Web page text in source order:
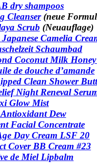
dry shampoos
Cleanser(neue
Scrub (Neuauflage)
Camelia
Schaumbad
Coconut Milk
de douche d’amande
Clean Shower
Night Reneval
Glow Mist
Dew
Facial Concentrate
Day Cream LSF 20
Cover BB Cream #23
de Miel Lipbalm